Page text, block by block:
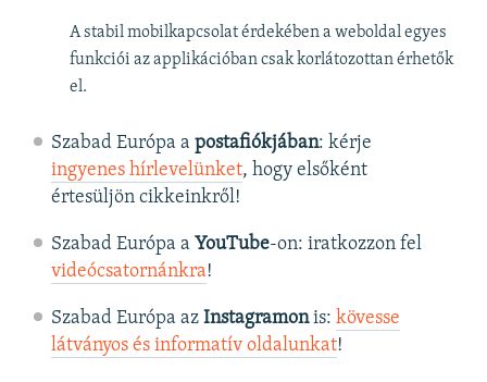
A stabil mobilkapcsolat érdekében a weboldal egyes
funkciói az applikációban csak korlátozottan érhetők
el.
Szabad Európa a postafiókjában: kérje
ingyenes hírlevelünket, hogy elsőként
értesüljön cikkeinkről!
Szabad Európa a YouTube-on: iratkozzon fel
videócsatornánkra!
Szabad Európa az Instagramonis: kövesse
látványos és informatív oldalunkat! ​